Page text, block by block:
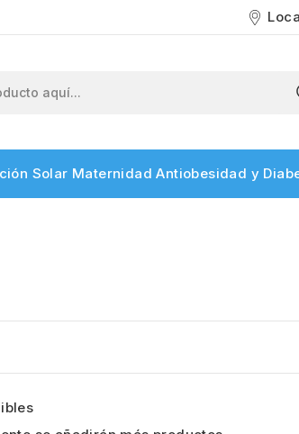
Solar Maternidad Antiobesidad y